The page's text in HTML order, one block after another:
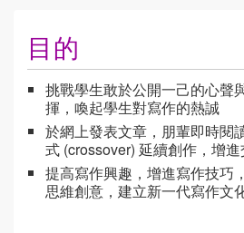
目的
挑戰學生敢於公開一己的心聲
揮，喚起學生對寫作的熱誠
於網上發表文章，朋輩即時閱
式 (crossover) 延續創作，增
提高寫作興趣，增進寫作技巧
思維創意，建立新一代寫作文